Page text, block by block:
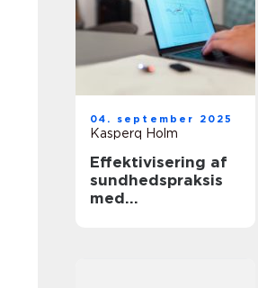
04. september 2025
Kasperq Holm
Effektivisering af
sundhedspraksis
med